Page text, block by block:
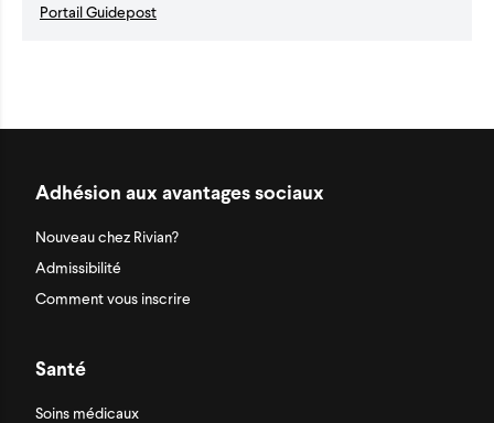
Portail Guidepost
Adhésion aux avantages sociaux
Nouveau chez Rivian?
Admissibilité
Comment vous inscrire
Santé
Soins médicaux